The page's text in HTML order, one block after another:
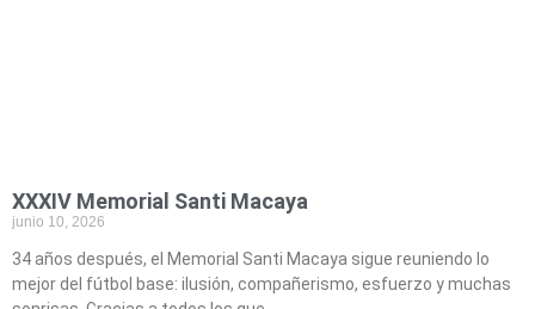
XXXIV Memorial Santi Macaya
junio 10, 2026
34 años después, el Memorial Santi Macaya sigue reuniendo lo
mejor del fútbol base: ilusión, compañerismo, esfuerzo y muchas